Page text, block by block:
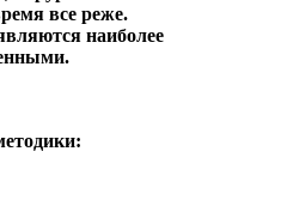
все реже.
наиболее